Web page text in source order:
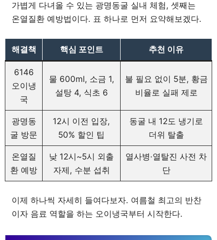
가볍게 다녀올 수 있는 광명동굴 실내 체험, 셋째는
온열질환 예방법이다. 표 하나로 먼저 요약해보겠다.
해결책 핵심 포인트 추천 이유
6146
오이냉
국
물 600ml, 소금 1,
설탕 4, 식초 6
불 필요 없이 5분, 황금
비율로 실패 제로
광명동
굴 방문
12시 이전 입장,
50% 할인 팁
동굴 내 12도 냉기로
더위 탈출
온열질
환 예방
낮 12시~5시 외출
자제, 수분 섭취
열사병·열탈진 사전 차
단
이제 하나씩 자세히 들여다보자. 여름철 최고의 반찬
이자 음료 역할을 하는 오이냉국부터 시작한다.